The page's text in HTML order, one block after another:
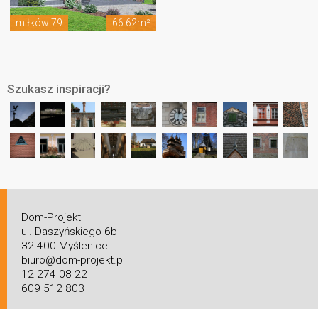
miłków 79 66.62m²
Szukasz inspiracji?
Dom-Projekt
ul. Daszyńskiego 6b
32-400 Myślenice
biuro@dom-projekt.pl
12 274 08 22
609 512 803